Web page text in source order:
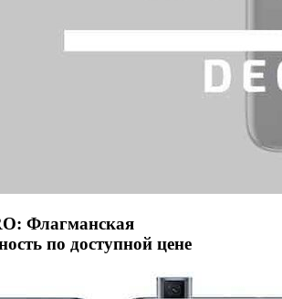
Флагманская
по доступной цене